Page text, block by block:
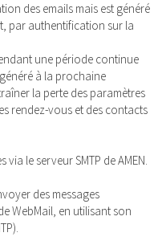
des emails mais est généré
par authentification sur la
une période continue
à la prochaine
la perte des paramètres
rendez-vous et des contacts
le serveur SMTP de AMEN.
des messages
WebMail, en utilisant son